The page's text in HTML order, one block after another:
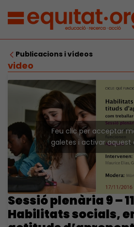
Publicacions i vídeos
video
Feu clic per acceptar
galetes i activar
Sessió plenària 9 –
Habilitats socials,